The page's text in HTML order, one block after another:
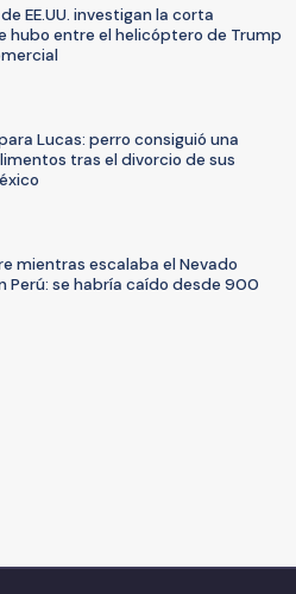
EE.UU. investigan la corta
hubo entre el helicóptero de Trump
Lucas: perro consiguió una
tras el divorcio de sus
mientras escalaba el Nevado
Perú: se habría caído desde 900